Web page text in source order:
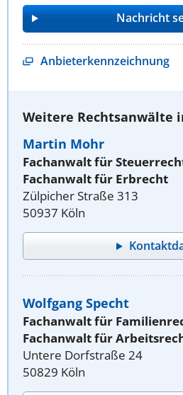
Anbieterkennzeichnung
Weitere Rechtsanwälte
Martin Mohr
Fachanwalt für
Fachanwalt für Erbrecht
Zülpicher Straße 313
50937 Köln
Wolfgang Specht
Fachanwalt für
Fachanwalt für
Untere Dorfstraße 24
50829 Köln